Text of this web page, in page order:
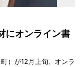
にオンライン書
）が12月上旬、オンラ